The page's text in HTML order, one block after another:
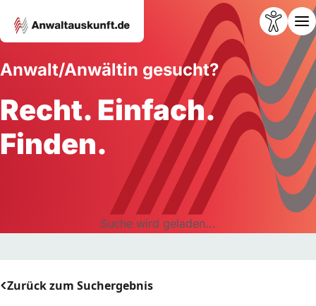
Anwalt/Anwältin gesucht?
Recht. Einfach.
Finden.
Suche wird geladen...
Zurück zum Suchergebnis